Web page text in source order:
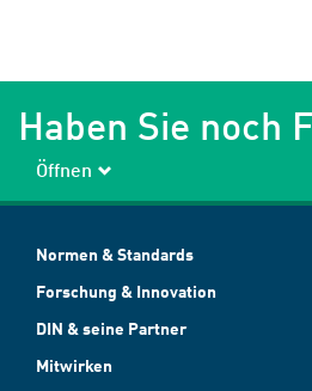
Haben Sie noch
Öffnen
Normen & Standards
Forschung & Innovation
DIN & seine Partner
Mitwirken